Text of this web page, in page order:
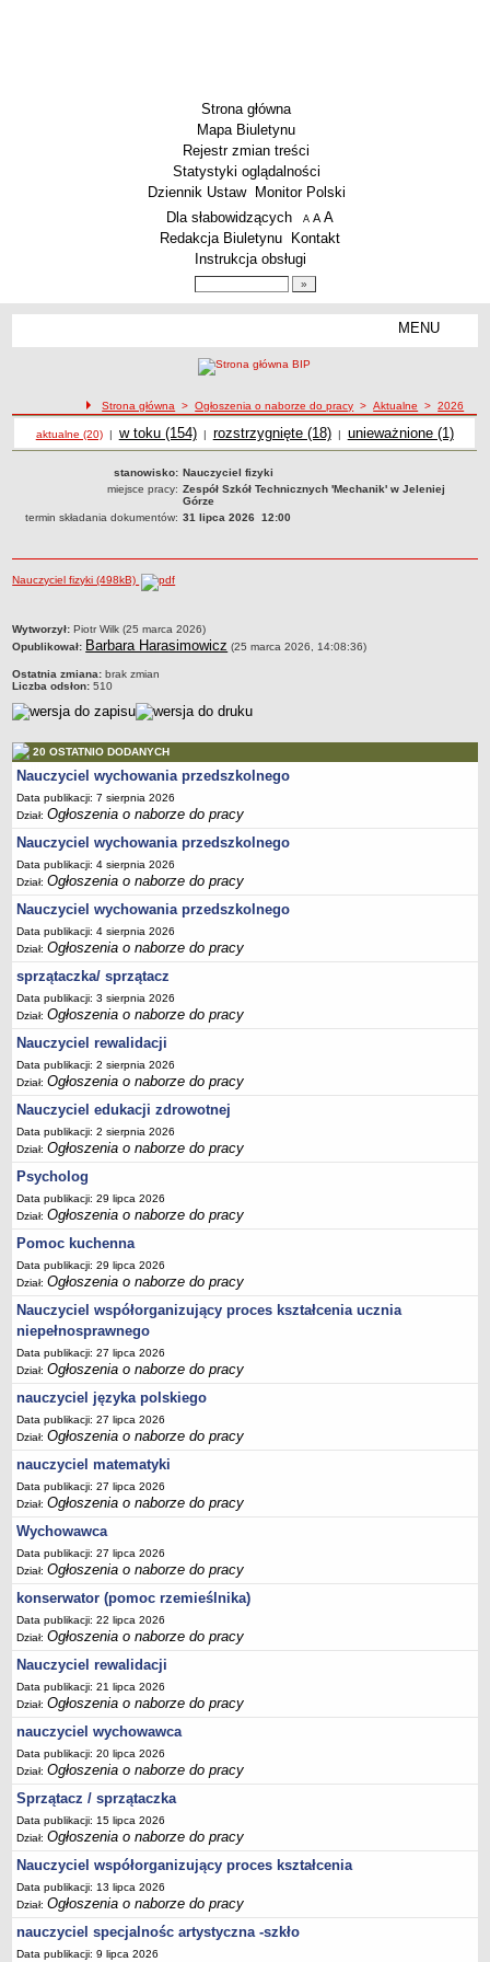
Strona główna
Mapa Biuletynu
Rejestr zmian treści
Statystyki oglądalności
Dziennik Ustaw
Monitor Polski
Menu dodatkowe
Dla słabowidzących A pomniejsz czcionkę
A standardowy rozmiar czcionki
A
Redakcja Biuletynu
Kontakt
Instrukcja obsługi
MENU
Żłobki i przedszkola
Szkoły podstawowe
Inne placówki
PRACA W PLACÓWKACH OŚWIATWYCH
PRZETARGI
SPRAWOZDANIA FINANSOWE
2019
2021
2022
2023
2024
2025
OGŁOSZENIA
DEKLARACJA DOSTĘPNOŚCI
2021
2025
RAPORTY O STANIE DOSTĘPNOŚCI
Strona główna >Ogłoszenia o naborze do pracy >Aktualne >2026
Ogłoszenia o naborze
aktualne (20)| Ogłoszenia o naborze
w toku (154)| Ogłoszenia o naborze
rozstrzygnięte (18)| Ogłoszenia o naborze
unieważnione (1)
stanowisko: Nauczyciel fizyki
miejsce pracy: Zespół Szkół Technicznych 'Mechanik' w Jeleniej
Górze
termin składania dokumentów: 31 lipca 2026 12:00
Nauczyciel fizyki (498kB)
metryczka
Wytworzył: Piotr Wilk (25 marca 2026)
Opublikował: Barbara Harasimowicz (25 marca 2026, 14:08:36)
Ostatnia zmiana: brak zmian
Liczba odsłon: 510
20 OSTATNIO DODANYCH
Nauczyciel wychowania przedszkolnego
Data publikacji: 7 sierpnia 2026
Dział:Ogłoszenia o naborze do pracy
Nauczyciel wychowania przedszkolnego
Data publikacji: 4 sierpnia 2026
Dział:Ogłoszenia o naborze do pracy
Nauczyciel wychowania przedszkolnego
Data publikacji: 4 sierpnia 2026
Dział:Ogłoszenia o naborze do pracy
sprzątaczka/ sprzątacz
Data publikacji: 3 sierpnia 2026
Dział:Ogłoszenia o naborze do pracy
Nauczyciel rewalidacji
Data publikacji: 2 sierpnia 2026
Dział:Ogłoszenia o naborze do pracy
Nauczyciel edukacji zdrowotnej
Data publikacji: 2 sierpnia 2026
Dział:Ogłoszenia o naborze do pracy
Psycholog
Data publikacji: 29 lipca 2026
Dział:Ogłoszenia o naborze do pracy
Pomoc kuchenna
Data publikacji: 29 lipca 2026
Dział:Ogłoszenia o naborze do pracy
Nauczyciel współorganizujący proces kształcenia ucznia
niepełnosprawnego
Data publikacji: 27 lipca 2026
Dział:Ogłoszenia o naborze do pracy
nauczyciel języka polskiego
Data publikacji: 27 lipca 2026
Dział:Ogłoszenia o naborze do pracy
nauczyciel matematyki
Data publikacji: 27 lipca 2026
Dział:Ogłoszenia o naborze do pracy
Wychowawca
Data publikacji: 27 lipca 2026
Dział:Ogłoszenia o naborze do pracy
konserwator (pomoc rzemieślnika)
Data publikacji: 22 lipca 2026
Dział:Ogłoszenia o naborze do pracy
Nauczyciel rewalidacji
Data publikacji: 21 lipca 2026
Dział:Ogłoszenia o naborze do pracy
nauczyciel wychowawca
Data publikacji: 20 lipca 2026
Dział:Ogłoszenia o naborze do pracy
Sprzątacz / sprzątaczka
Data publikacji: 15 lipca 2026
Dział:Ogłoszenia o naborze do pracy
Nauczyciel współorganizujący proces kształcenia
Data publikacji: 13 lipca 2026
Dział:Ogłoszenia o naborze do pracy
nauczyciel specjalnośc artystyczna -szkło
Data publikacji: 9 lipca 2026